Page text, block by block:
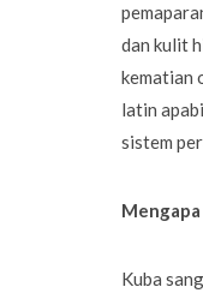
dan kulit
kematian
latin
sistem
Kuba